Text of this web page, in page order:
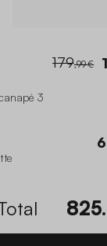
3
179,99 €